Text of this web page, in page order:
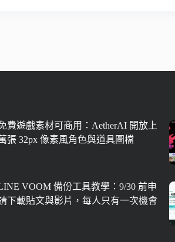
費遊戲素材可商用：AetherAI 開放上
張 32px 像素風角色與道具圖檔
VOOM 備份工具教學：9/30 前申
下載貼文與影片，每人只有一次機會